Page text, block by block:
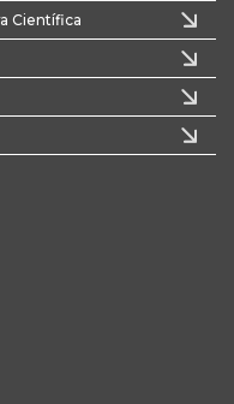
Científica